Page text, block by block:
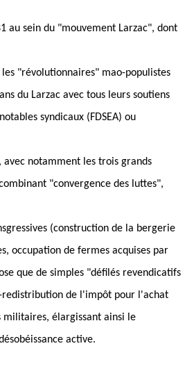
au sein du "mouvement Larzac", dont
"révolutionnaires" mao-populistes
du Larzac avec tous leurs soutiens
syndicaux (FDSEA) ou
avec notamment les trois grands
"convergence des luttes",
(construction de la bergerie
occupation de fermes acquises par
que de simples "défilés revendicatifs
redistribution de l'impôt pour l'achat
élargissant ainsi le
active.